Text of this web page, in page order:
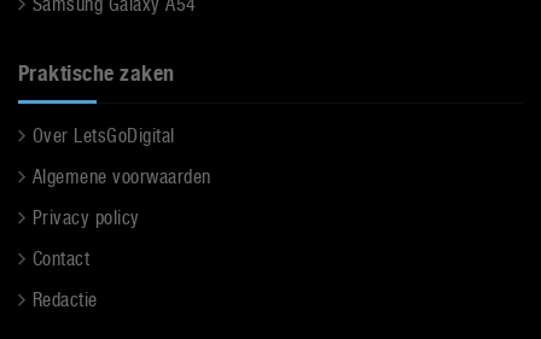
Praktische zaken
Over LetsGoDigital
Algemene voorwaarden
Privacy policy
Contact
Redactie